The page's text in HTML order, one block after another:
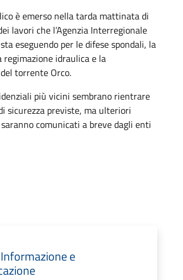
è emerso nella tarda mattinata di
lavori che l’Agenzia Interregionale
eseguendo per le difese spondali, la
idraulica e la
torrente Orco.
più vicini sembrano rientrare
sicurezza previste, ma ulteriori
comunicati a breve dagli enti
e